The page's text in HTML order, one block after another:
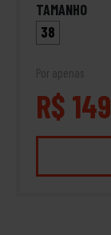
TAMANHO
38
Por apenas
R$ 149